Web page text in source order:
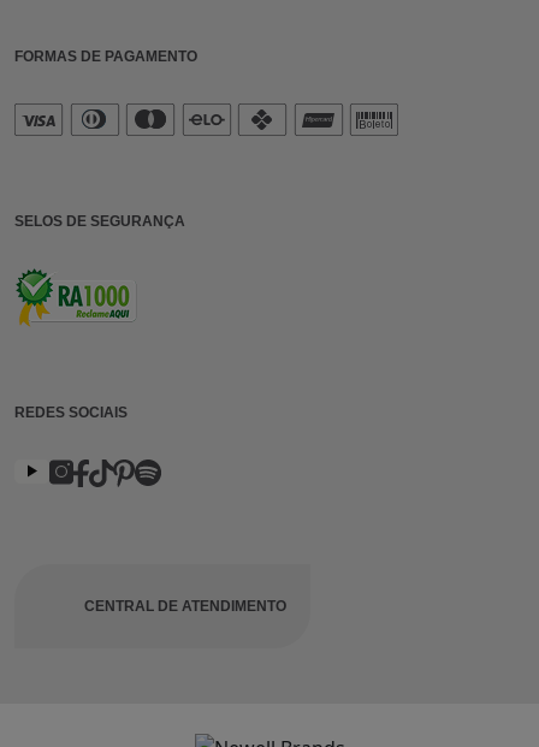
FORMAS DE PAGAMENTO
SELOS DE SEGURANÇA
REDES SOCIAIS
CENTRAL DE ATENDIMENTO